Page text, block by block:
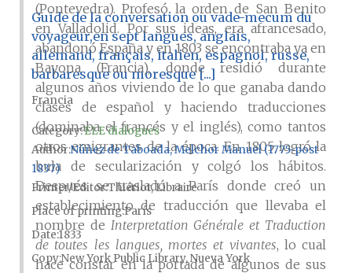
(Pontevedra). Profesó la orden de San Benito
en Valladolid. Por sus ideas, era afrancesado,
abandonó España y en 1803 se encontraba ya en
Bayona (Francia), donde residió durante
algunos años viviendo de lo que ganaba dando
clases de español y haciendo traducciones
(dominaba el francés y el inglés), como tantos
otros emigrantes de la época. En 1805 logró la
bula de secularización y colgó los hábitos.
Después se trasladó a París donde creó un
establecimiento de traducción que llevaba el
nombre de Interpretation Générale et Traduction
de toutes les langues, mortes et vivantes, lo cual
hace constar en la portada de algunos de sus
Guide de la conversation ou vade-mecum du
voyageur,en sept langues, anglais,
allemand, français, italien, espagnol, russe,
barbaresque ou moresque [...]
Francia
Category:ELE dialogues
Author Núñez de Taboada, Melchor Manuel (1775-post
1837)
Printer/EditorThiériot, Libraire
Place of printingParís
Date1833
CopyNew York Public Library, Nueva York